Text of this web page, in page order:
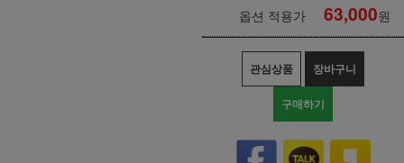
옵션 적용가 63,000원
관심상품 장바구니
구매하기